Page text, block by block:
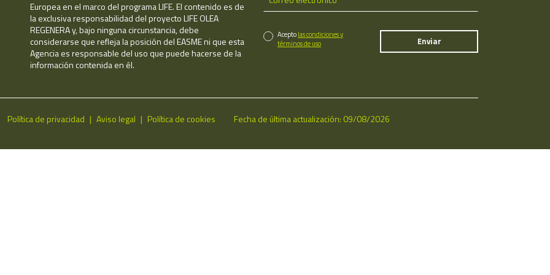
Europea en el marco del programa LIFE. El contenido es de
la exclusiva responsabilidad del proyecto LIFE OLEA
REGENERA y, bajo ninguna circunstancia, debe
considerarse que refleja la posición del EASME ni que esta
Agencia es responsable del uso que puede hacerse de la
información contenida en él.
Aceptolas condiciones y
términos de uso
Política de privacidad Aviso legal Política de cookies Fecha de última actualización: 09/08/2026